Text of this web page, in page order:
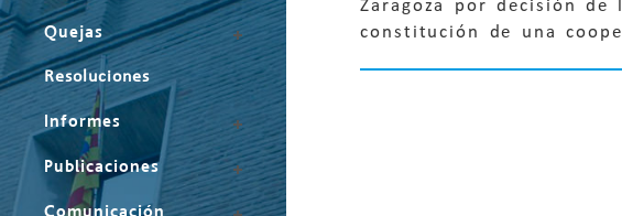
Quejas
Resoluciones
Informes
Publicaciones
Comunicación
Zaragoza por decisión
constitución de una